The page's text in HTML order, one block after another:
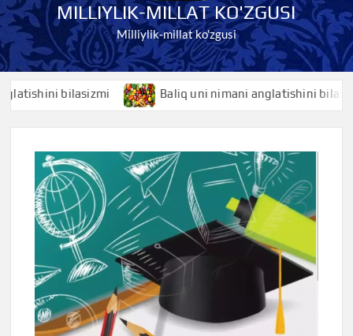
MILLIYLIK-MILLAT KO'ZGUSI
Milliylik-millat ko'zgusi
bilasizmi Baliq uni nimani anglatishini bilasizmi